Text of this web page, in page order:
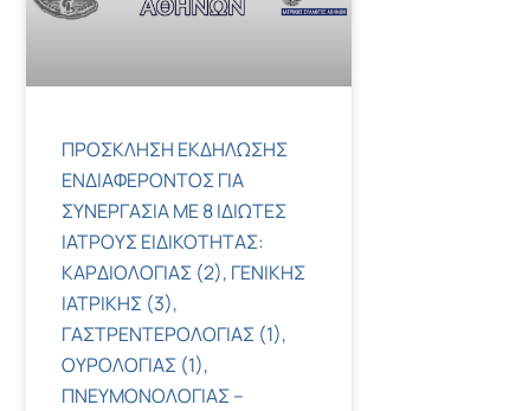
ΠΡΟΣΚΛΗΣΗ ΕΚΔΗΛΩΣΗΣ
ΕΝΔΙΑΦΕΡΟΝΤΟΣ ΓΙΑ
ΣΥΝΕΡΓΑΣΙΑ ΜΕ 8 ΙΔΙΩΤΕΣ
ΙΑΤΡΟΥΣ ΕΙΔΙΚΟΤΗΤΑΣ:
ΚΑΡΔΙΟΛΟΓΙΑΣ (2), ΓΕΝΙΚΗΣ
ΙΑΤΡΙΚΗΣ (3),
ΓΑΣΤΡΕΝΤΕΡΟΛΟΓΙΑΣ (1),
ΟΥΡΟΛΟΓΙΑΣ (1),
ΠΝΕΥΜΟΝΟΛΟΓΙΑΣ –